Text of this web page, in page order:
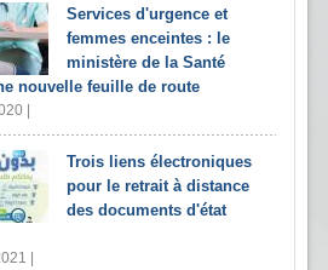
Services d'urgence et
femmes enceintes : le
ministère de la Santé
nouvelle feuille de route
|
Trois liens électroniques
pour le retrait à distance
des documents d'état
|